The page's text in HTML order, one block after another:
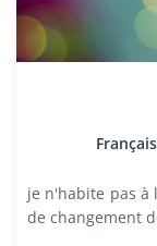
je n'habite pas à
de changement